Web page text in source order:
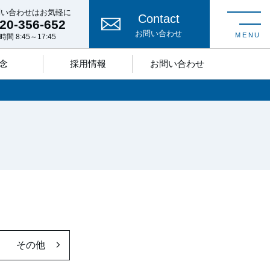
toggle
MENU
合わせはお気軽に
356-652
間 8:45～17:45
Contact
お問い合わせ
採用情報 お問い合わせ
その他